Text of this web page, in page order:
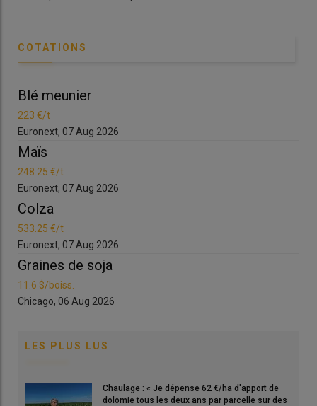
COTATIONS
Euronext, 07 Aug 2026
Euronext, 07 Aug 2026
Euronext, 07 Aug 2026
Graines de soja
Chicago, 06 Aug 2026
LES PLUS LUS
Chaulage : « Je dépense 62 €/ha d'apport de
dolomie tous les deux ans par parcelle sur des